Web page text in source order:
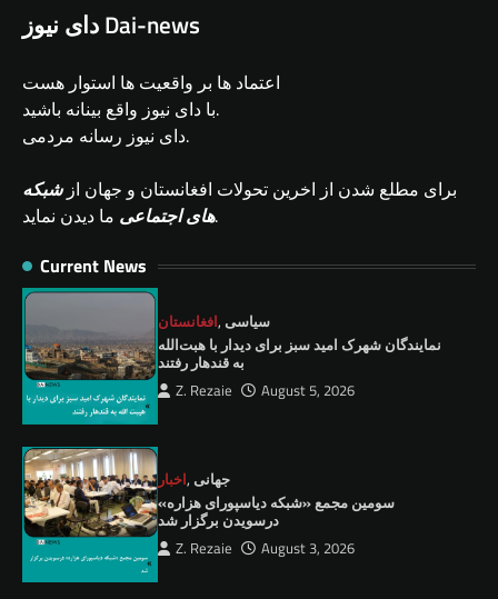
دای نیوز Dai-news
اعتماد ها بر واقعیت ها استوار هست
با دای نیوز واقع بینانه باشید.
دای نیوز رسانه مردمی.
برای مطلع شدن از اخرین تحولات افغانستان و جهان ازشبکه
های اجتماعیما دیدن نماید.
Current News
افغانستان, سیاسی
نمايندگان شهرک امید سبز برای دیدار با هبت‌الله
به قندهار رفتند
Z. Rezaie August 5, 2026
اخبار, جهانی
سومین مجمع «شبکه دیاسپورای هزاره»
درسویدن برگزار شد
Z. Rezaie August 3, 2026